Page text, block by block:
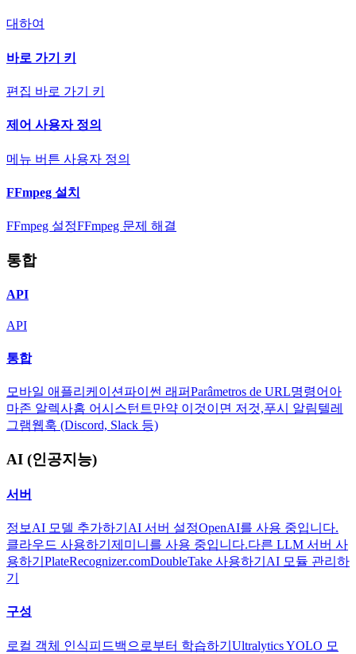
대하여
바로 가기 키
편집 바로 가기 키
제어 사용자 정의
메뉴 버튼 사용자 정의
FFmpeg 설치
FFmpeg 설정FFmpeg 문제 해결
통합
API
API
통합
모바일 애플리케이션 파이썬 래퍼Parâmetros de URL명령어 아
마존 알렉사홈 어시스턴트만약 이것이면 저것,푸시 알림텔레
그램웹훅 (Discord, Slack 등)
AI (인공지능)
서버
정보 AI 모델 추가하기 AI 서버 설정OpenAI를 사용 중입니다.
클라우드 사용하기 제미니를 사용 중입니다.다른 LLM 서버 사
용하기 PlateRecognizer.comDoubleTake 사용하기 AI 모듈 관리하
기
구성
로컬 객체 인식피드백으로부터 학습하기 Ultralytics YOLO 모